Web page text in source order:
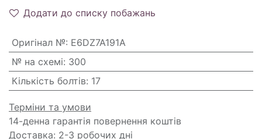
Додати до списку побажань
Оригінал №: E6DZ7A191A
№ на схемі: 300
Кількість болтів: 17
Терміни та умови
14-денна гарантія повернення коштів
Доставка: 2-3 робочих дні